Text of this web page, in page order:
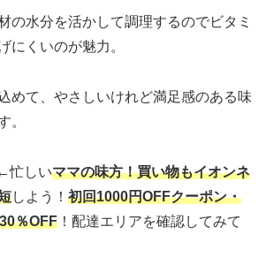
の水分を活かして調理するのでビタミ
にくいのが魅力。
めて、やさしいけれど満足感のある味
。
忙しいママの味方！買い物もイオンネ
しよう！ 初回1000円OFFクーポン・
30％OFF ！配達エリアを確認してみて